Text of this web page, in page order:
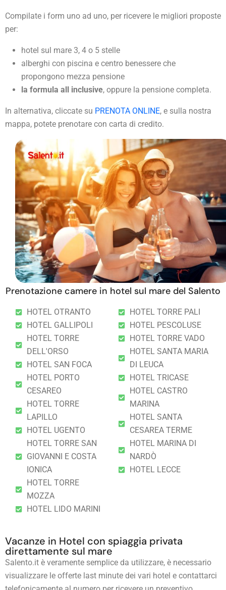
Compilate i form uno ad uno, per ricevere le migliori proposte
per:
hotel sul mare 3, 4 o 5 stelle
alberghi con piscina e centro benessere che
propongono mezza pensione
la formula all inclusive, oppure la pensione completa.
In alternativa, cliccate su PRENOTA ONLINE, e sulla nostra
mappa, potete prenotare con carta di credito.
Prenotazione camere in hotel sul mare del Salento
HOTEL OTRANTO
HOTEL GALLIPOLI
HOTEL TORRE
DELL'ORSO
HOTEL SAN FOCA
HOTEL PORTO
CESAREO
HOTEL TORRE
LAPILLO
HOTEL UGENTO
HOTEL TORRE SAN
GIOVANNI E COSTA
IONICA
HOTEL TORRE
MOZZA
HOTEL LIDO MARINI
HOTEL TORRE PALI
HOTEL PESCOLUSE
HOTEL TORRE VADO
HOTEL SANTA MARIA
DI LEUCA
HOTEL TRICASE
HOTEL CASTRO
MARINA
HOTEL SANTA
CESAREA TERME
HOTEL MARINA DI
NARDÒ
HOTEL LECCE
Vacanze in Hotel con spiaggia privata
direttamente sul mare
Salento.it è veramente semplice da utilizzare, è necessario
visualizzare le offerte last minute dei vari hotel e contattarci